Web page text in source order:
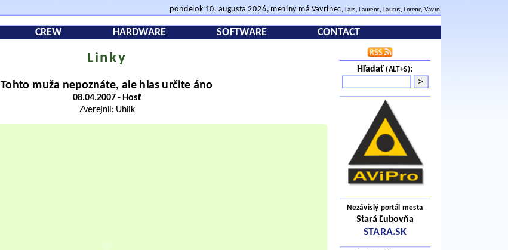
pondelok 10. augusta 2026, meniny má Vavrinec, Lars, Laurenc, Laurus, Lorenc, Vavro
CREW HARDWARE SOFTWARE CONTACT
Hľadať(ALT+S):
Nezávislý portál mesta
Stará Ľubovňa
STARA.SK
Linky
Tohto muža nepoznáte, ale hlas určite áno
08.04.2007 - Hosť
Zverejnil: Uhlik